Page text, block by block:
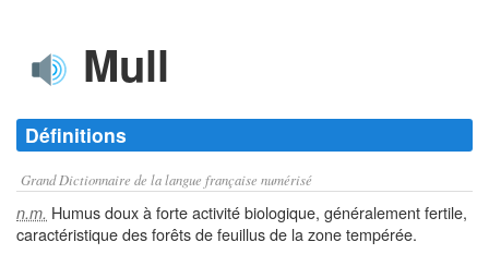
Mull
Définitions
Grand Dictionnaire de la langue française numérisé
n.m. Humus doux à forte activité biologique, généralement fertile,
caractéristique des forêts de feuillus de la zone tempérée.